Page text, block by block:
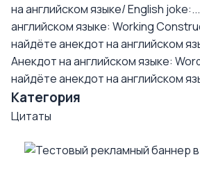
на английском языке/ English joke:...
английском языке: Working
найдёте анекдот на английском
Анекдот на английском языке:
найдёте анекдот на английском
Категория
Цитаты